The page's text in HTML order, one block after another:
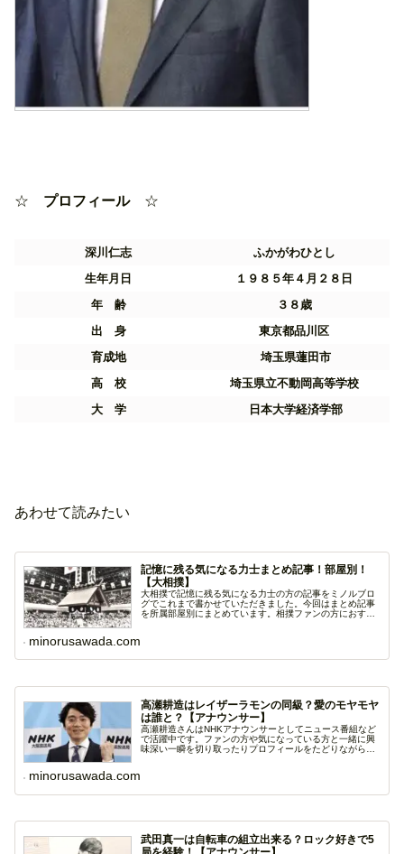
☆ プロフィール☆
深川仁志
ふかがわひとし
生年月日
１９８５年４月２８日
年 齢
３８歳
出 身
東京都品川区
育成地
埼玉県蓮田市
高 校
埼玉県立不動岡高等学校
大 学
日本大学経済学部
あわせて読みたい
記憶に残る気になる力士まとめ記事！部屋別！
【大相撲】
大相撲で記憶に残る気になる力士の方の記事をミノルブロ
グでこれまで書かせていただきました。今回はまとめ記事
を所属部屋別にまとめています。相撲ファンの方におすす
minorusawada.com
高瀬耕造はレイザーラモンの同級？愛のモヤモヤ
は誰と？【アナウンサー】
高瀬耕造さんはNHKアナウンサーとしてニュース番組など
で活躍中です。ファンの方や気になっている方と一緒に興
味深い一瞬を切り取ったりプロフィールをたどりながら人
minorusawada.com
武田真一は自転車の組立出来る？ロック好きで5